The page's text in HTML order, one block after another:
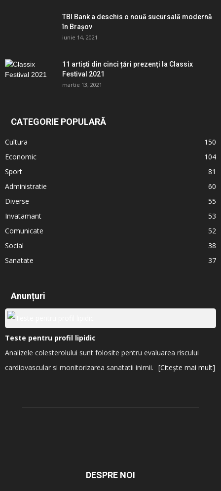
TBI Bank a deschis o nouă sucursală modernă
în Brașov
iunie 14, 2021
11 artiști din cinci țări prezenți la Classix
Festival 2021
martie 13, 2021
CATEGORIE POPULARĂ
Cultura
150
Economic
104
Sport
81
Administratie
60
Diverse
55
Invatamant
53
Comunicate
52
Social
38
Sanatate
37
Anunțuri
Teste pentru profil lipidic
Analizele colesterolului sunt folosite pentru evaluarea riscului
cardiovascular si monitorizarea sanatatii inimii. [Citește mai mult]
DESPRE NOI